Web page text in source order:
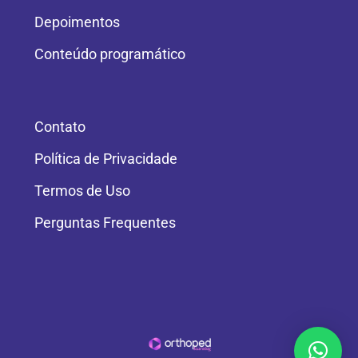
Depoimentos
Conteúdo programático
Contato
Política de Privacidade
Termos de Uso
Perguntas Frequentes